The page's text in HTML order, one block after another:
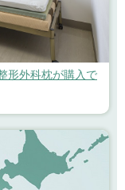
形外科枕が購入で